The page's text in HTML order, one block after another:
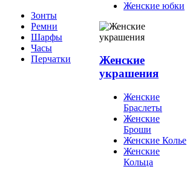
Зонты
Ремни
Шарфы
Часы
Перчатки
Женские юбки
Женские
украшения
Женские
Браслеты
Женские
Броши
Женские Колье
Женские
Кольца